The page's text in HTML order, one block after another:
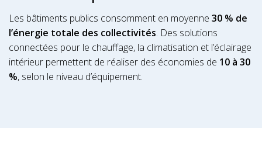
Les bâtiments publics consomment en moyenne 30 % de
l’énergie totale des collectivités. Des solutions
connectées pour le chauffage, la climatisation et l’éclairage
intérieur permettent de réaliser des économies de 10 à 30
%, selon le niveau d’équipement.